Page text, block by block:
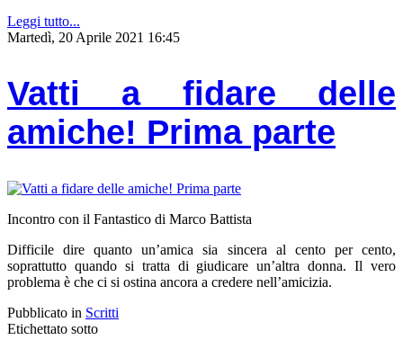
Leggi tutto...
Martedì, 20 Aprile 2021 16:45
Vatti a fidare delle
amiche! Prima parte
Incontro con il Fantastico di Marco Battista
Difficile dire quanto un’amica sia sincera al cento per cento,
soprattutto quando si tratta di giudicare un’altra donna. Il vero
problema è che ci si ostina ancora a credere nell’amicizia.
Pubblicato in Scritti
Etichettato sotto